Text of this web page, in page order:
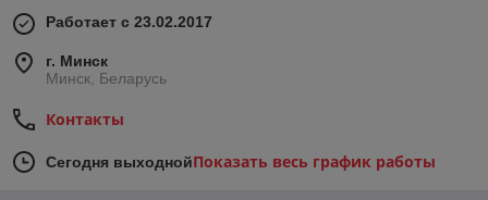
Работает с 23.02.2017
г. Минск
Минск, Беларусь
Контакты
Сегодня выходнойПоказать весь график работы